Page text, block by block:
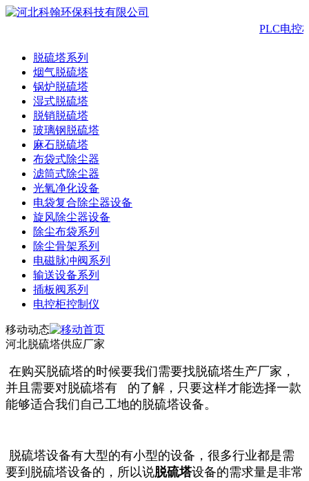
PLC电控
脱硫塔系列
烟气脱硫塔
锅炉脱硫塔
湿式脱硫塔
脱销脱硫塔
玻璃钢脱硫塔
麻石脱硫塔
布袋式除尘器
滤筒式除尘器
光氧净化设备
电袋复合除尘器设备
旋风除尘器设备
除尘布袋系列
除尘骨架系列
电磁脉冲阀系列
输送设备系列
插板阀系列
电控柜控制仪
移动动态
河北脱硫塔供应厂家
在购买脱硫塔的时候要我们需要找脱硫塔生产厂家，
并且需要对脱硫塔有 的了解，只要这样才能选择一款
能够适合我们自己工地的脱硫塔设备。
脱硫塔设备有大型的有小型的设备，很多行业都是需
要到脱硫塔设备的，所以说脱硫塔设备的需求量是非常